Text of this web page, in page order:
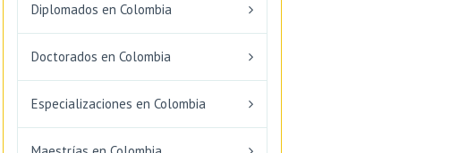
Diplomados en Colombia
Doctorados en Colombia
Especializaciones en Colombia